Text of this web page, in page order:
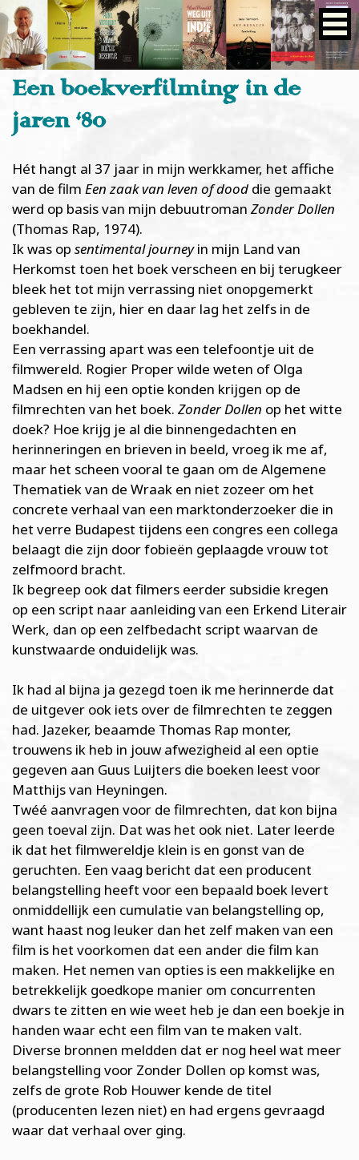
Een boekverfilming in de
jaren ‘80
Hét hangt al 37 jaar in mijn werkkamer, het affiche
van de film Een zaak van leven of dood die gemaakt
werd op basis van mijn debuutroman Zonder Dollen
(Thomas Rap, 1974).
Ik was op sentimental journeyin mijn Land van
Herkomst toen het boek verscheen en bij terugkeer
bleek het tot mijn verrassing niet onopgemerkt
gebleven te zijn, hier en daar lag het zelfs in de
boekhandel.
Een verrassing apart was een telefoontje uit de
filmwereld. Rogier Proper wilde weten of Olga
Madsen en hij een optie konden krijgen op de
filmrechten van het boek. Zonder Dollen op het witte
doek? Hoe krijg je al die binnengedachten en
herinneringen en brieven in beeld, vroeg ik me af,
maar het scheen vooral te gaan om de Algemene
Thematiek van de Wraak en niet zozeer om het
concrete verhaal van een marktonderzoeker die in
het verre Budapest tijdens een congres een collega
belaagt die zijn door fobieën geplaagde vrouw tot
zelfmoord bracht.
Ik begreep ook dat filmers eerder subsidie kregen
op een script naar aanleiding van een Erkend Literair
Werk, dan op een zelfbedacht script waarvan de
kunstwaarde onduidelijk was.
Ik had al bijna ja gezegd toen ik me herinnerde dat
de uitgever ook iets over de filmrechten te zeggen
had. Jazeker, beaamde Thomas Rap monter,
trouwens ik heb in jouw afwezigheid al een optie
gegeven aan Guus Luijters die boeken leest voor
Matthijs van Heyningen.
Twéé aanvragen voor de filmrechten, dat kon bijna
geen toeval zijn. Dat was het ook niet. Later leerde
ik dat het filmwereldje klein is en gonst van de
geruchten. Een vaag bericht dat een producent
belangstelling heeft voor een bepaald boek levert
onmiddellijk een cumulatie van belangstelling op,
want haast nog leuker dan het zelf maken van een
film is het voorkomen dat een ander die film kan
maken. Het nemen van opties is een makkelijke en
betrekkelijk goedkope manier om concurrenten
dwars te zitten en wie weet heb je dan een boekje in
handen waar echt een film van te maken valt.
Diverse bronnen meldden dat er nog heel wat meer
belangstelling voor Zonder Dollen op komst was,
zelfs de grote Rob Houwer kende de titel
(producenten lezen niet) en had ergens gevraagd
waar dat verhaal over ging.